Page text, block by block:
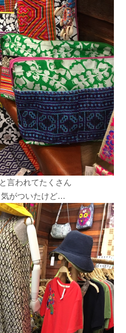
言われてたくさん
がついたけど…